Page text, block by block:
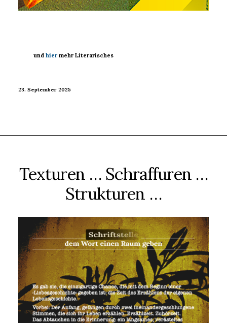
und hier mehr Literarisches
23. September 2025
Texturen … Schraffuren …
Strukturen …